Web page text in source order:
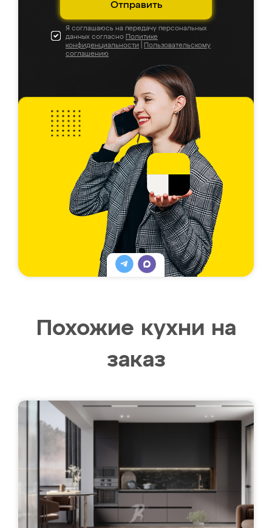
Отправить
Я соглашаюсь на передачу персональных
данных согласно Политике
конфиденциальности
Пользовательскому
соглашению
Похожие кухни на
заказ